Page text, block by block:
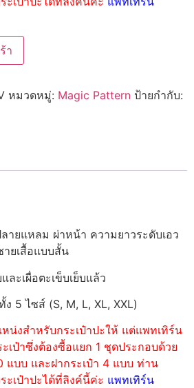
า
หมวดหมู่: Magic Pattern ป้ายกำกับ:
ายแหลม ผ่าหน้า ความยาวระดับเอว
ยเสื้อแบบสั้น
ละเผื่อตะเข็บเย็บแล้ว
5 ไซส์ (S, M, L, XL, XXL)
น่งสำหรับกระเป๋าปะให้ แต่แพทเทิร์น
เป๋าซึ่งต้องซื้อแยก 1 ชุดประกอบด้วย
แบบ และฝากระเป๋า 4 แบบ ท่าน
เป๋าปะได้ที่ลิงค์นี้ค่ะ แพทเทิร์น